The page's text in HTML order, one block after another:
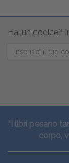
Hai un codice?
“I libri pesano
corpo,